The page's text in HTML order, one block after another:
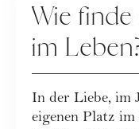
Wie finde
im
In der Liebe, im
eigenen Platz